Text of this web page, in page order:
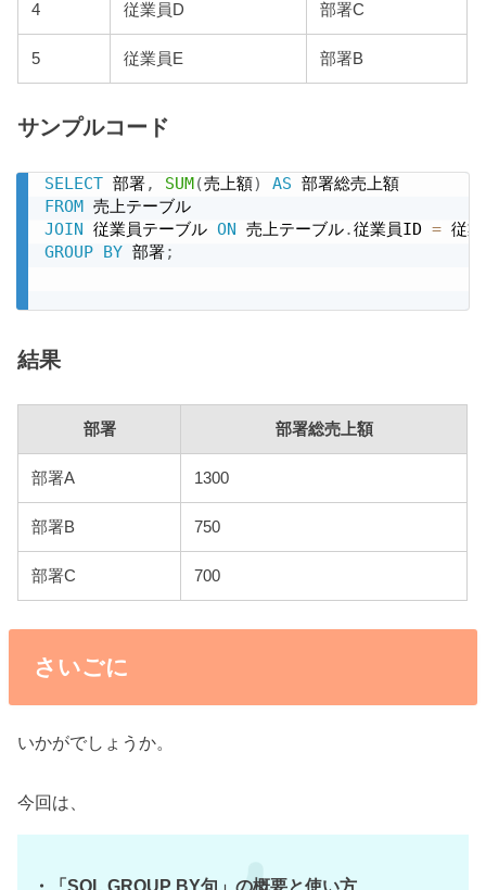
4 従業員D 部署C
5 従業員E 部署B
サンプルコード
SELECT 部署, SUM (売上額) AS
部署総売上額
FROM
売上テーブル
JOIN
従業員テーブル ON 売上テーブル.従業員ID = 従業
GROUP
BY 部署;
結果
部署 部署総売上額
部署A 1300
部署B 750
部署C 700
さいごに
いかがでしょうか。
今回は、
・「SQL GROUP BY句」の概要と使い方